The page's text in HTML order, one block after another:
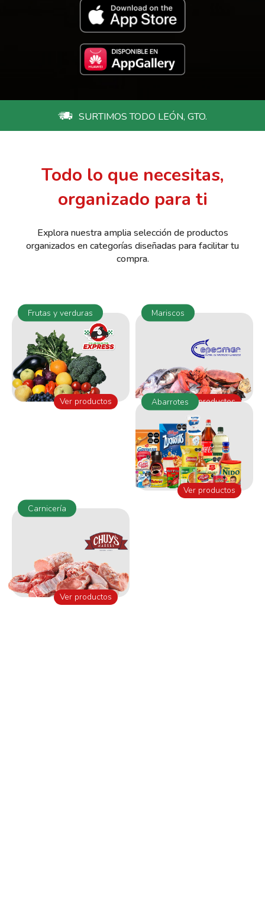
SURTIMOS TODO LEÓN, GTO.
Todo lo que necesitas,
organizado para ti
Explora nuestra amplia selección de productos
organizados en categorías diseñadas para facilitar tu
compra.
Frutas y verduras
Ver productos
Mariscos
Ver productos
Abarrotes
Ver productos
Carnicería
Ver productos